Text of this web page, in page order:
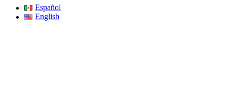
Español
English